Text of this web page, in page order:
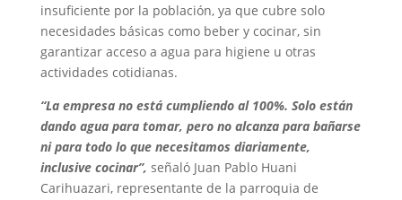
insuficiente por la población, ya que cubre solo
necesidades básicas como beber y cocinar, sin
garantizar acceso a agua para higiene u otras
actividades cotidianas.
“La empresa no está cumpliendo al 100%. Solo están
dando agua para tomar, pero no alcanza para bañarse
ni para todo lo que necesitamos diariamente,
inclusive cocinar”, señaló Juan Pablo Huani
Carihuazari, representante de la parroquia de